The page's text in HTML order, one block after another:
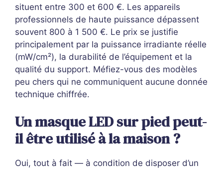
situent entre 300 et 600 €. Les appareils
professionnels de haute puissance dépassent
souvent 800 à 1 500 €. Le prix se justifie
principalement par la puissance irradiante réelle
(mW/cm²), la durabilité de l’équipement et la
qualité du support. Méfiez-vous des modèles
peu chers qui ne communiquent aucune donnée
technique chiffrée.
Un masque LED sur pied peut-
il être utilisé à la maison ?
Oui, tout à fait — à condition de disposer d’un